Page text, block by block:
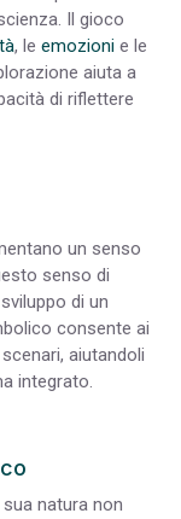
Il gioco
, le emozioni e le
aiuta a
di riflettere
un senso
senso di
di un
consente ai
aiutandoli
integrato.
natura non